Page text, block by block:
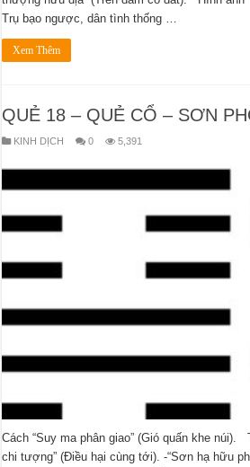
Trụ bạo ngược, dân tình thống …
Xem Thêm
QUẺ 18 – QUẺ CỔ – SƠN
KINH DỊCH 0 5,391
Cách “Suy ma phân giao” (Gió quấn khe
chi tượng” (Điều hại cùng tới). -“Sơn hạ hữu